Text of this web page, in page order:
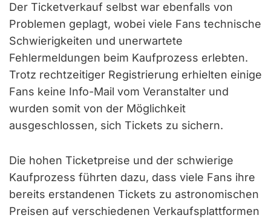
Der Ticketverkauf selbst war ebenfalls von
Problemen geplagt, wobei viele Fans technische
Schwierigkeiten und unerwartete
Fehlermeldungen beim Kaufprozess erlebten.
Trotz rechtzeitiger Registrierung erhielten einige
Fans keine Info-Mail vom Veranstalter und
wurden somit von der Möglichkeit
ausgeschlossen, sich Tickets zu sichern.
Die hohen Ticketpreise und der schwierige
Kaufprozess führten dazu, dass viele Fans ihre
bereits erstandenen Tickets zu astronomischen
Preisen auf verschiedenen Verkaufsplattformen